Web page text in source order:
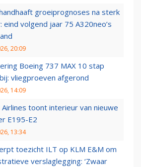
groeiprognoses na sterk
eind volgend jaar 75 A320neo’s
20:09
Boeing 737 MAX 10 stap
vliegproeven afgerond
14:09
Airlines toont interieur van nieuwe
E195-E2
13:34
toezicht ILT op KLM E&M om
verslaglegging: ‘Zwaar